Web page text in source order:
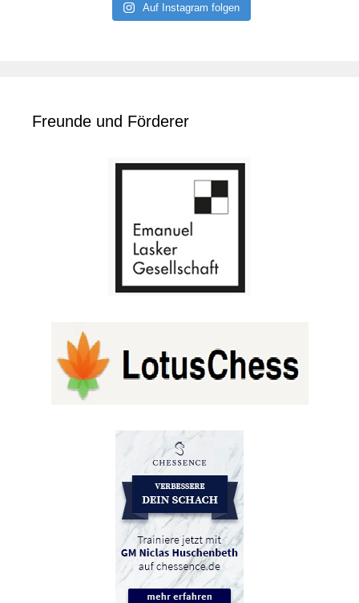
Auf Instagram folgen
Freunde und Förderer